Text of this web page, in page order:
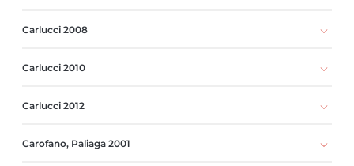
Carlucci 2008
Carlucci 2010
Carlucci 2012
Carofano, Paliaga 2001